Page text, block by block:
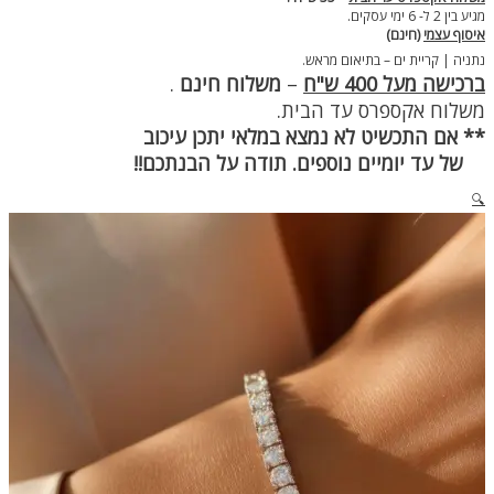
מגיע בין 2 ל- 6 ימי עסקים.
איסוף עצמי(חינם)
נתניה | קריית ים – בתיאום מראש.
ברכישה מעל 400 ש"ח – משלוח חינם .
משלוח אקספרס עד הבית.
** אם התכשיט לא נמצא במלאי יתכן עיכוב
של עד יומיים נוספים. תודה על הבנתכם!!
🔍